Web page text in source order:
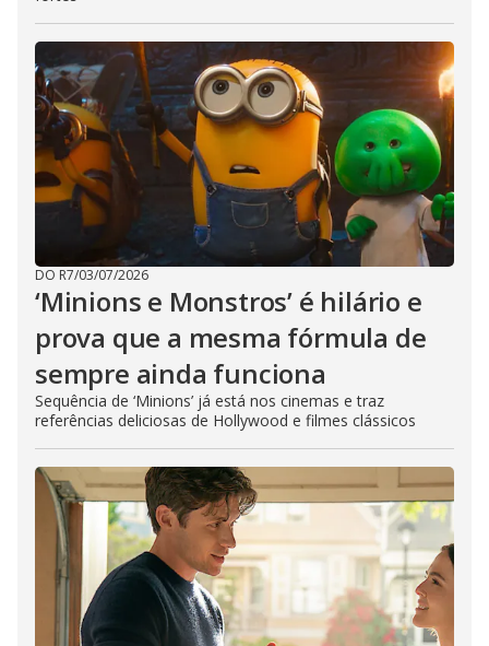
DO R7/03/07/2026
‘Minions e Monstros’ é hilário e
prova que a mesma fórmula de
sempre ainda funciona
Sequência de ‘Minions’ já está nos cinemas e traz
referências deliciosas de Hollywood e filmes clássicos